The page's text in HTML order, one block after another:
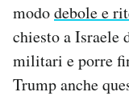
mododebole e
chiesto a Israele
militari e porre
Trump anche